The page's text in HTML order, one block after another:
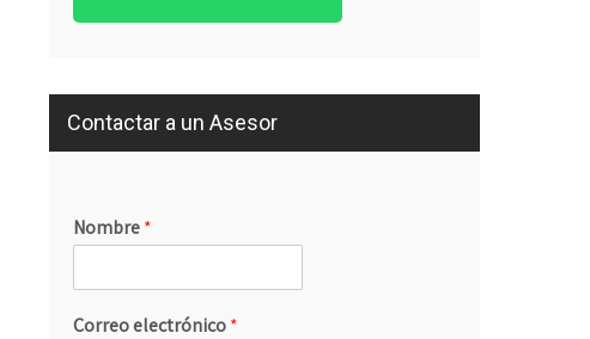
Contactar a un Asesor
Nombre*
Correo electrónico*